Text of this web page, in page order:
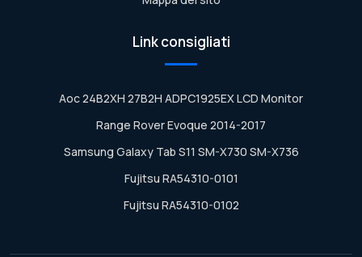
Link consigliati
Aoc 24B2XH 27B2H ADPC1925EX LCD Monitor
Range Rover Evoque 2014-2017
Samsung Galaxy Tab S11 SM-X730 SM-X736
Fujitsu RA54310-0101
Fujitsu RA54310-0102